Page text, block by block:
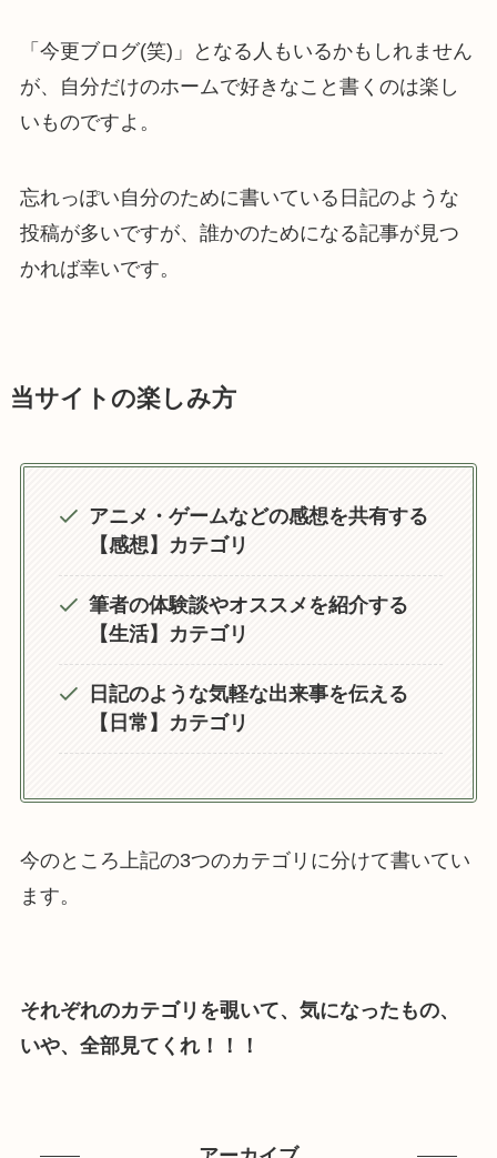
「今更ブログ(笑)」となる人もいるかもしれません
が、自分だけのホームで好きなこと書くのは楽し
いものですよ。
忘れっぽい自分のために書いている日記のような
投稿が多いですが、誰かのためになる記事が見つ
かれば幸いです。
当サイトの楽しみ方
アニメ・ゲームなどの感想を共有する
【感想】カテゴリ
筆者の体験談やオススメを紹介する
【生活】カテゴリ
日記のような気軽な出来事を伝える
【日常】カテゴリ
今のところ上記の3つのカテゴリに分けて書いてい
ます。
それぞれのカテゴリを覗いて、気になったもの、
いや、全部見てくれ！！！